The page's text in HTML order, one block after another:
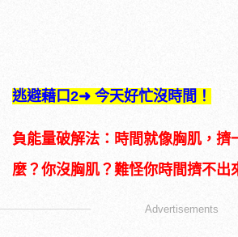
逃避藉口2➜ 今天好忙沒時間！
負能量破解法：時間就像胸肌，擠
麼？你沒胸肌？難怪你時間擠不出
Advertisements